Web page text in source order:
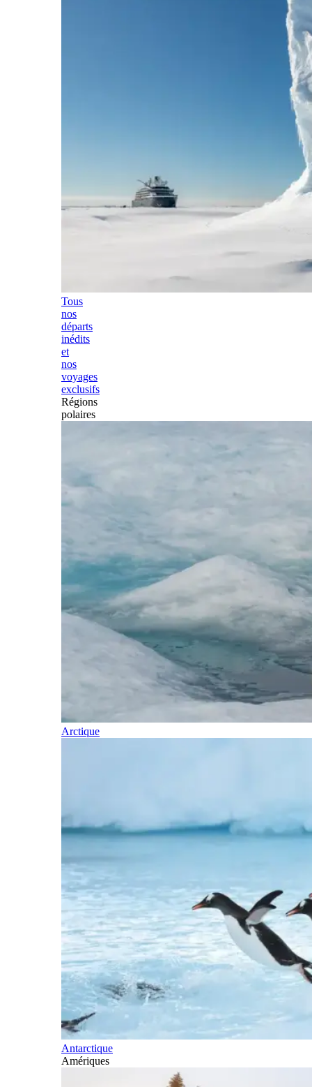
Tous
nos
départs
inédits
et
nos
voyages
exclusifs
Régions
polaires
Arctique
Antarctique
Amériques